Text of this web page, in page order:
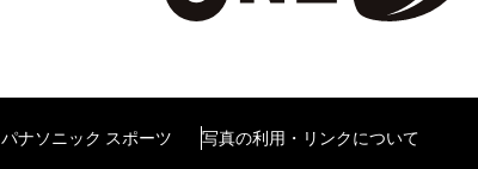
パナソニック スポーツ 写真の利用・リンクについて